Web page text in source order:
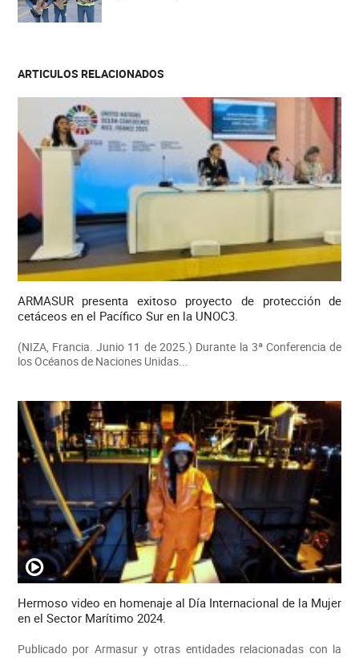
ARTICULOS RELACIONADOS
ARMASUR presenta exitoso proyecto de protección de
cetáceos en el Pacífico Sur en la UNOC3.
(NIZA, Francia. Junio 11 de 2025.) Durante la 3ª Conferencia de
los Océanos de Naciones Unidas...
Hermoso video en homenaje al Día Internacional de la Mujer
en el Sector Marítimo 2024.
Publicado por Armasur y otras entidades relacionadas con la